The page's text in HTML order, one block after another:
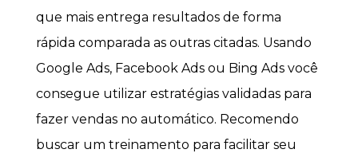
que mais entrega resultados de forma
rápida comparada as outras citadas. Usando
Google Ads, Facebook Ads ou Bing Ads você
consegue utilizar estratégias validadas para
fazer vendas no automático. Recomendo
buscar um treinamento para facilitar seu